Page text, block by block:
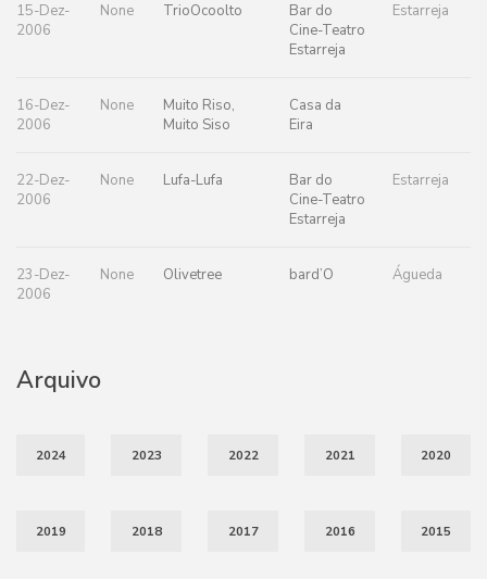
15-Dez-
2006
None TrioOcoolto
Bar do
Cine-Teatro
Estarreja
Estarreja
16-Dez-
2006
None
Muito Riso,
Muito Siso
Casa da
Eira
22-Dez-
2006
None Lufa-Lufa
Bar do
Cine-Teatro
Estarreja
Estarreja
23-Dez-
2006
None Olivetree bard’O Águeda
Arquivo
2024 2023 2022 2021 2020
2019 2018 2017 2016 2015